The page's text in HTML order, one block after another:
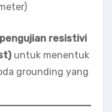
pengujian resistivi
untuk menentuk
grounding yang